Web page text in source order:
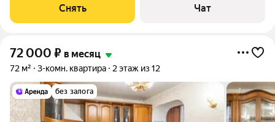
Стиральная машина Холодильник Посудомоечная машина
Снять Чат
72 000 ₽ в месяц
72 м² 3-комн. квартира 2 этаж из 12
без залога